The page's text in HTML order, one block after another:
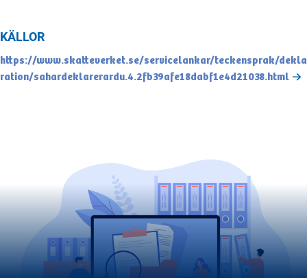
KÄLLOR
https://www.skatteverket.se/servicelankar/teckensprak/dekla
ration/sahardeklarerardu.4.2fb39afe18dabf1e4d21038.html